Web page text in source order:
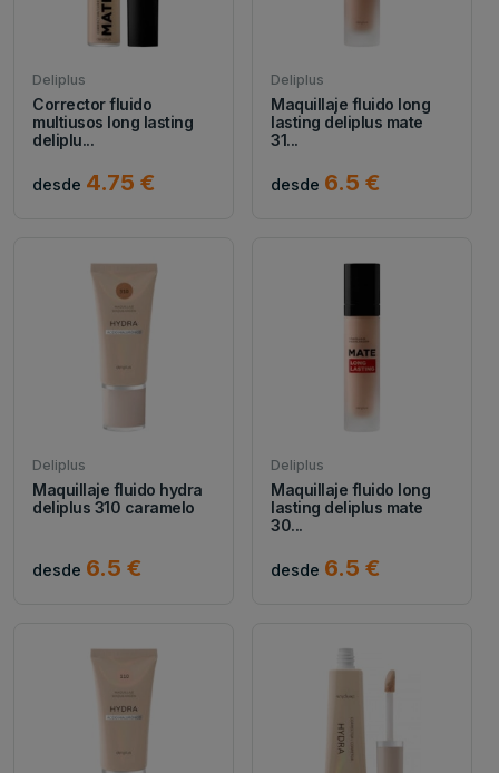
Deliplus
Corrector fluido
multiusos long lasting
deliplu...
desde 4.75 €
Deliplus
Maquillaje fluido long
lasting deliplus mate
31...
desde 6.5 €
Deliplus
Maquillaje fluido hydra
deliplus 310 caramelo
desde 6.5 €
Deliplus
Maquillaje fluido long
lasting deliplus mate
30...
desde 6.5 €